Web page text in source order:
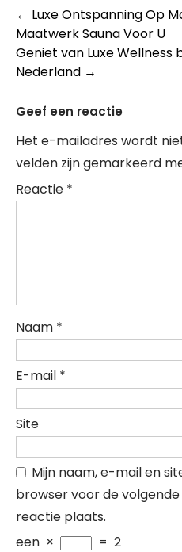
← Luxe Ontspanning Op
Maatwerk Sauna Voor U
Geniet van Luxe Wellness
Nederland →
Geef een reactie
Het e-mailadres wordt
velden zijn gemarkeerd
Reactie *
Naam *
E-mail *
Site
Mijn naam, e-mail en
browser voor de
reactie plaats.
een × = 2